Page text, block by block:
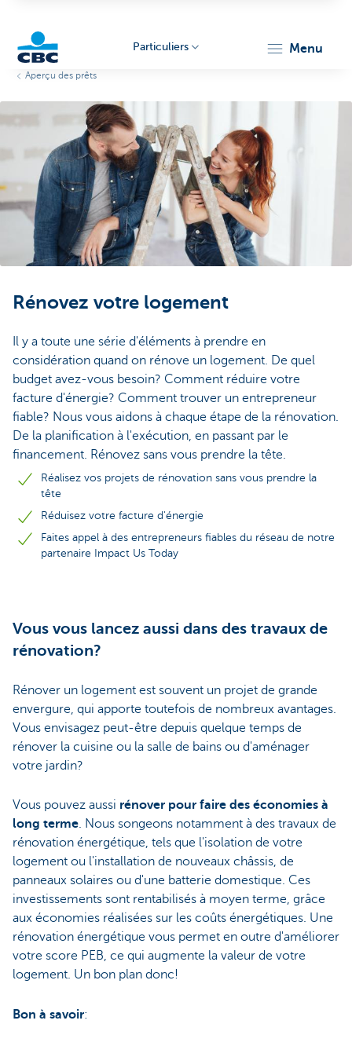
Particuliers menu
Aperçu des prêts
Rénovez votre logement
Il y a toute une série d'éléments à prendre en
considération quand on rénove un logement. De quel
budget avez-vous besoin? Comment réduire votre
facture d'énergie? Comment trouver un entrepreneur
fiable? Nous vous aidons à chaque étape de la rénovation.
De la planification à l'exécution, en passant par le
financement. Rénovez sans vous prendre la tête.
Réalisez vos projets de rénovation sans vous prendre la
tête
Réduisez votre facture d'énergie
Faites appel à des entrepreneurs fiables du réseau de notre
partenaire Impact Us Today
Vous vous lancez aussi dans des travaux de
rénovation?
Rénover un logement est souvent un projet de grande
envergure, qui apporte toutefois de nombreux avantages.
Vous envisagez peut-être depuis quelque temps de
rénover la cuisine ou la salle de bains ou d'aménager
votre jardin?
Vous pouvez aussi rénover pour faire des économies à
long terme. Nous songeons notamment à des travaux de
rénovation énergétique, tels que l'isolation de votre
logement ou l'installation de nouveaux châssis, de
panneaux solaires ou d'une batterie domestique. Ces
investissements sont rentabilisés à moyen terme, grâce
aux économies réalisées sur les coûts énergétiques. Une
rénovation énergétique vous permet en outre d'améliorer
votre score PEB, ce qui augmente la valeur de votre
logement. Un bon plan donc!
Bon à savoir: